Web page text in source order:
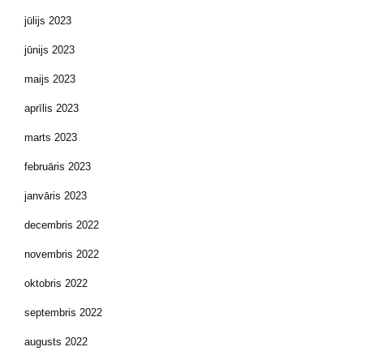
jūlijs 2023
jūnijs 2023
maijs 2023
aprīlis 2023
marts 2023
februāris 2023
janvāris 2023
decembris 2022
novembris 2022
oktobris 2022
septembris 2022
augusts 2022